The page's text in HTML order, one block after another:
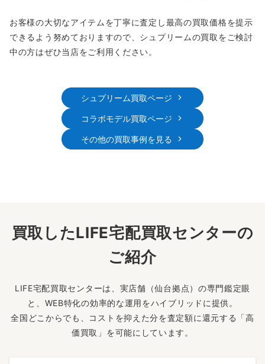
お客様の大切なアイテムを丁寧に査定し最高の買取価格を提示
できるよう努めておりますので、シュプリームの買取をご検討
中の方はぜひ当店をご利用ください。
シュプリーム買取ページ
コラボモデル買取ページ
その他の買取事例を見る
買取したLIFE宅配買取センターの
ご紹介
LIFE宅配買取センターは、実店舗（仙台拠点）の専門鑑定眼
と、WEB特化の効率的な運用をハイブリッドに提供。
全国どこからでも、コストを抑えた分を査定額に還元する「高
価買取」を可能にしています。